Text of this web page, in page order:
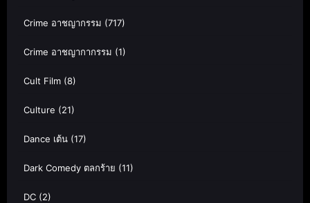
Crime อาชญากรรม (717)
Crime อาชญากากรรม (1)
Cult Film (8)
Culture (21)
Dance เต้น (17)
Dark Comedy ตลกร้าย (11)
DC (2)